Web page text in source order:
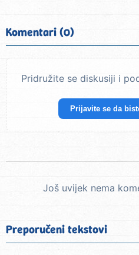
Komentari (0)
Pridružite se diskusiji i
Prijavite se da
Još uvijek nema
Preporučeni tekstovi